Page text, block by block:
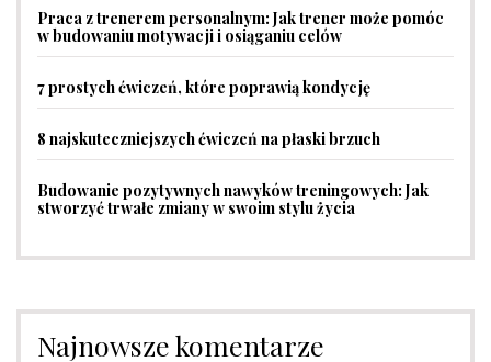
Praca z trenerem personalnym: Jak trener może pomóc
w budowaniu motywacji i osiąganiu celów
7 prostych ćwiczeń, które poprawią kondycję
8 najskuteczniejszych ćwiczeń na płaski brzuch
Budowanie pozytywnych nawyków treningowych: Jak
stworzyć trwałe zmiany w swoim stylu życia
Najnowsze komentarze